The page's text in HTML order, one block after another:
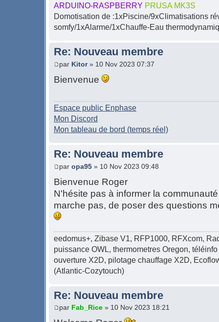
ARDUINO-RASPBERRY PRUSA MK3S
Domotisation de :1xPiscine/9xClimatisations
somfy/1xAlarme/1xChauffe-Eau
Re: Nouveau membre
par Kitor» 10 Nov 2023 07:37
Bienvenue
Espace public Enphase
Mon Discord
Mon tableau de bord (temps réel)
Re: Nouveau membre
par opa95 » 10 Nov 2023 09:48
Bienvenue Roger
N'hésite pas à informer la
marche pas, de poser des questions
eedomus+, Zibase V1, RFP1000, RFXcom,
puissance OWL, thermometres Oregon,
ouverture X2D, pilotage chauffage X2D,
(Atlantic-Cozytouch)
Re: Nouveau membre
par Fab_Rice » 10 Nov 2023 18:21